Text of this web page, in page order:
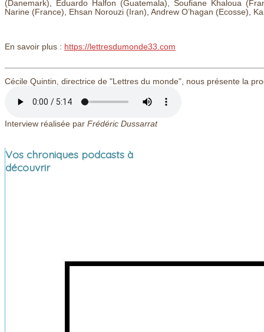
(Danemark), Eduardo Halfon (Guatemala), Soufiane Khaloua
Narine (France), Ehsan Norouzi (Iran), Andrew O’hagan (Ecosse),
En savoir plus : https://lettresdumonde33.com
Cécile Quintin, directrice de "Lettres du monde", nous présente la
Interview réalisée par Frédéric Dussarrat
Vos chroniques podcasts à
découvrir